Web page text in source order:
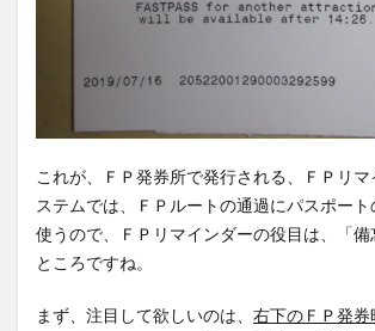
これが、ＦＰ発券所で発行される、ＦＰリ
ステムでは、ＦＰルートの通過にパスポート
使うので、ＦＰリマインダーの役目は、「
ところですね。
まず、注目して欲しいのは、 右下のＦＰ発